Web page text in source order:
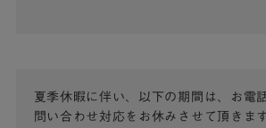
夏季休暇に伴い、以下の期間は、お電
問い合わせ対応をお休みさせて頂きます